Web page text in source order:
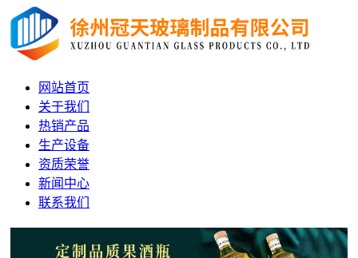
网站首页
关于我们
热销产品
生产设备
资质荣誉
新闻中心
联系我们